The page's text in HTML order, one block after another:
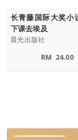
长青藤国际大奖小
下课去埃及
晨光出版社
RM 24.00